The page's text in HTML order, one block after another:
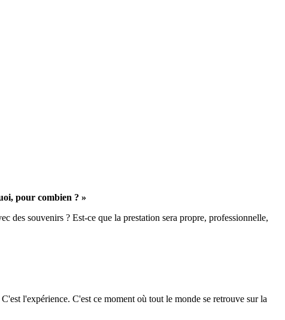
pour combien ? »
des souvenirs ? Est-ce que la prestation sera propre, professionnelle,
l'expérience. C'est ce moment où tout le monde se retrouve sur la